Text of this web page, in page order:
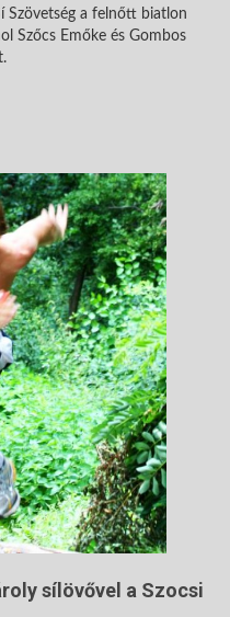
Szövetség a felnőtt biatlon
Szőcs Emőke és Gombos
sílövővel a Szocsi